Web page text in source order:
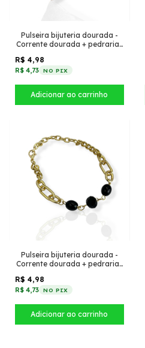
Pulseira bijuteria dourada -
Corrente dourada + pedrarias
R$ 4,98
R$ 4,73 NO PIX
Pulseira bijuteria dourada -
Corrente dourada + pedrarias
R$ 4,98
R$ 4,73 NO PIX